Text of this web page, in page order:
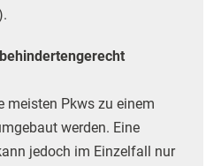
meisten Pkws zu einem
werden. Eine
jedoch im Einzelfall nur